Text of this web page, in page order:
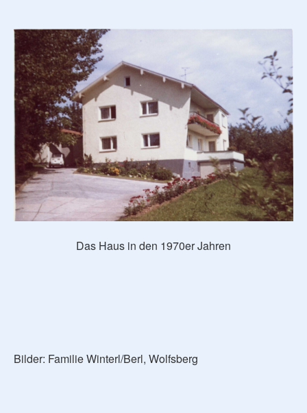
Das Haus in den 1970er Jahren
Bilder: Familie Winterl/Berl, Wolfsberg